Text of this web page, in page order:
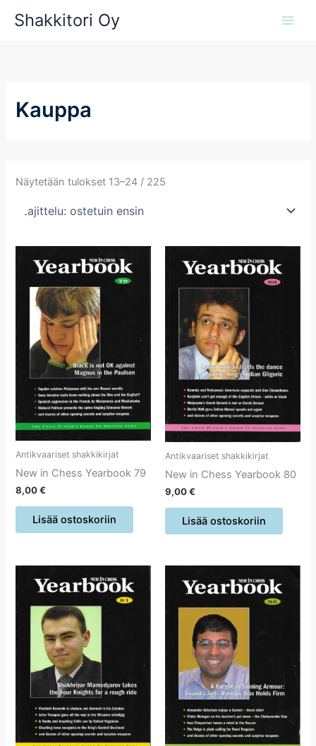
sisältöön
Shakkitori Oy
Kauppa
Näytetään tulokset 13–24 / 225
Antikvaariset shakkikirjat
New in Chess Yearbook 79
8,00€
Lisää ostoskoriin
Antikvaariset shakkikirjat
New in Chess Yearbook 80
9,00€
Lisää ostoskoriin